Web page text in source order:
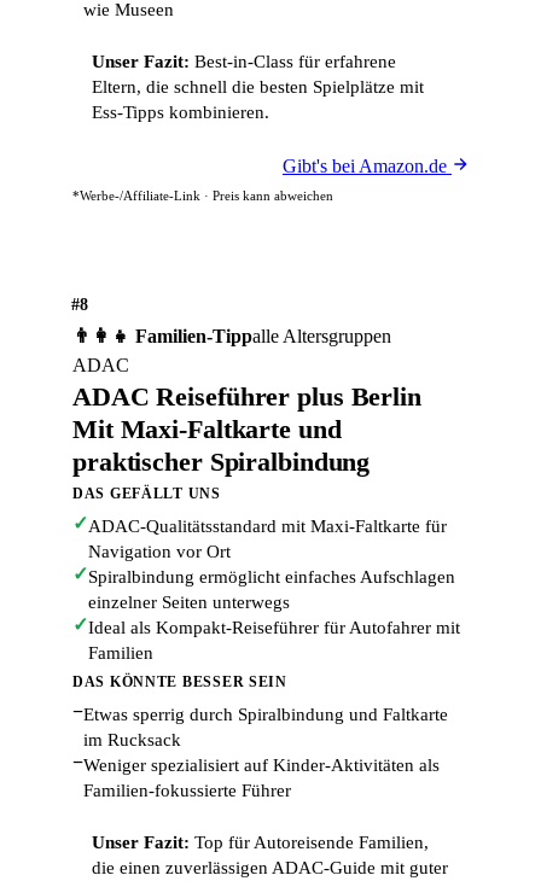
wie Museen
Unser Fazit: Best-in-Class für erfahrene
Eltern, die schnell die besten Spielplätze mit
Ess-Tipps kombinieren.
Gibt's bei Amazon.de
*Werbe-/Affiliate-Link · Preis kann abweichen
#8
👨‍👩‍👧 Familien-Tippalle Altersgruppen
ADAC
ADAC Reiseführer plus Berlin
Mit Maxi-Faltkarte und
praktischer Spiralbindung
DAS GEFÄLLT UNS
✓ADAC-Qualitätsstandard mit Maxi-Faltkarte für
Navigation vor Ort
✓Spiralbindung ermöglicht einfaches Aufschlagen
einzelner Seiten unterwegs
✓Ideal als Kompakt-Reiseführer für Autofahrer mit
Familien
DAS KÖNNTE BESSER SEIN
−Etwas sperrig durch Spiralbindung und Faltkarte
im Rucksack
−Weniger spezialisiert auf Kinder-Aktivitäten als
Familien-fokussierte Führer
Unser Fazit: Top für Autoreisende Familien,
die einen zuverlässigen ADAC-Guide mit guter